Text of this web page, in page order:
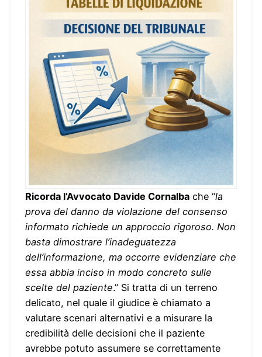
Ricorda l’Avvocato Davide Cornalbache “la
prova del danno da violazione del consenso
informato richiede un approccio rigoroso. Non
basta dimostrare l’inadeguatezza
dell’informazione, ma occorre evidenziare che
essa abbia inciso in modo concreto sulle
scelte del paziente.” Si tratta di un terreno
delicato, nel quale il giudice è chiamato a
valutare scenari alternativi e a misurare la
credibilità delle decisioni che il paziente
avrebbe potuto assumere se correttamente